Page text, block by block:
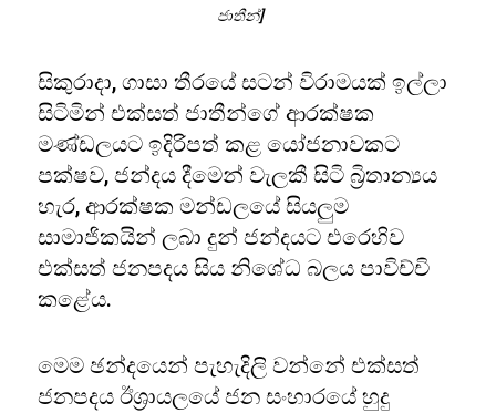
ජාතීන්]
සිකුරාදා, ගාසා තීරයේ සටන් විරාමයක් ඉල්ලා
සිටිමින් එක්සත් ජාතීන්ගේ ආරක්ෂක
මණ්ඩලයට ඉදිරිපත් කළ යෝජනාවකට
පක්ෂව, ජන්දය දීමෙන් වැලකී සිටි බ්‍රිතාන්‍යය
හැර, ආරක්ෂක මන්ඩලයේ සියලුම
සාමාජිකයින් ලබා දුන් ජන්දයට එරෙහිව
එක්සත් ජනපදය සිය නිශේධ බලය පාවිච්චි
කළේය.
මෙම ඡන්දයෙන් පැහැදිලි වන්නේ එක්සත්
ජනපදය ඊශ්‍රායලයේ ජන සංහාරයේ හුදු